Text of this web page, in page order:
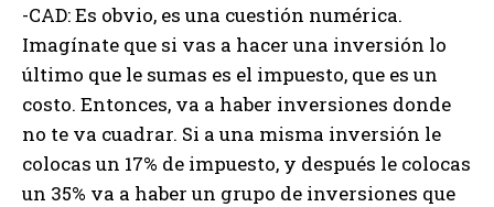
-CAD: Es obvio, es una cuestión numérica.
Imagínate que si vas a hacer una inversión lo
último que le sumas es el impuesto, que es un
costo. Entonces, va a haber inversiones donde
no te va cuadrar. Si a una misma inversión le
colocas un 17% de impuesto, y después le colocas
un 35% va a haber un grupo de inversiones que